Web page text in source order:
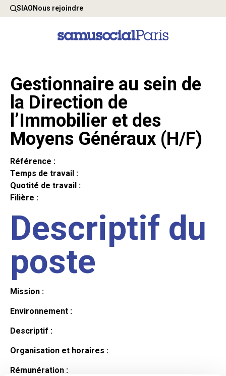
SIAONous rejoindre
Gestionnaire au sein de
la Direction de
l’Immobilier et des
Moyens Généraux (H/F)
Référence :
Temps de travail :
Quotité de travail :
Filière :
Descriptif du
poste
Mission :
Environnement :
Descriptif :
Organisation et horaires :
Rémunération :